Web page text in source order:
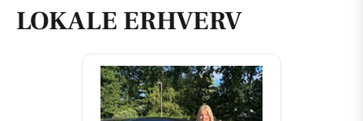
LOKALE ERHVERV